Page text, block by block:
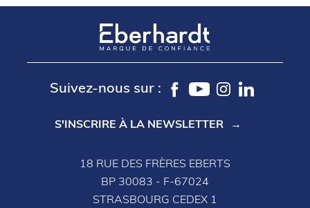
Suivez-nous sur :
S'INSCRIRE À LA NEWSLETTER
18 RUE DES FRÈRES EBERTS
BP 30083 - F-67024
STRASBOURG CEDEX 1